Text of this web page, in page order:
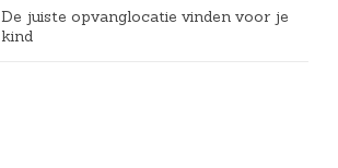
De juiste opvanglocatie vinden voor je
kind